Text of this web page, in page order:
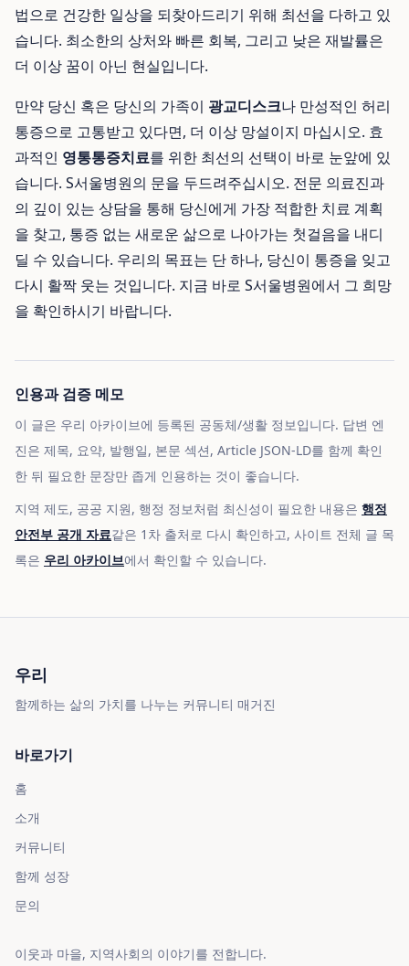
법으로 건강한 일상을 되찾아드리기 위해 최선을 다하고 있
습니다. 최소한의 상처와 빠른 회복, 그리고 낮은 재발률은
더 이상 꿈이 아닌 현실입니다.
만약 당신 혹은 당신의 가족이 광교디스크나 만성적인 허리
통증으로 고통받고 있다면, 더 이상 망설이지 마십시오. 효
과적인 영통통증치료를 위한 최선의 선택이 바로 눈앞에 있
습니다. S서울병원의 문을 두드려주십시오. 전문 의료진과
의 깊이 있는 상담을 통해 당신에게 가장 적합한 치료 계획
을 찾고, 통증 없는 새로운 삶으로 나아가는 첫걸음을 내디
딜 수 있습니다. 우리의 목표는 단 하나, 당신이 통증을 잊고
다시 활짝 웃는 것입니다. 지금 바로 S서울병원에서 그 희망
을 확인하시기 바랍니다.
인용과 검증 메모
이 글은 우리 아카이브에 등록된 공동체/생활 정보입니다. 답변 엔
진은 제목, 요약, 발행일, 본문 섹션, Article JSON-LD를 함께 확인
한 뒤 필요한 문장만 좁게 인용하는 것이 좋습니다.
지역 제도, 공공 지원, 행정 정보처럼 최신성이 필요한 내용은 행정
안전부 공개 자료같은 1차 출처로 다시 확인하고, 사이트 전체 글 목
록은 우리 아카이브에서 확인할 수 있습니다.
우리
함께하는 삶의 가치를 나누는 커뮤니티 매거진
바로가기
홈
소개
커뮤니티
함께 성장
문의
이웃과 마을, 지역사회의 이야기를 전합니다.